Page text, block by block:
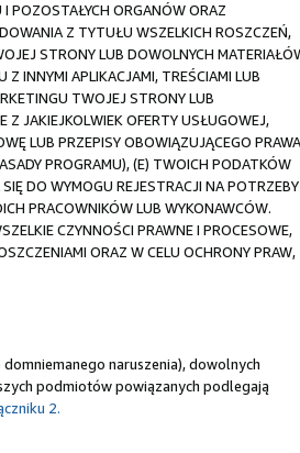
POZOSTAŁYCH ORGANÓW ORAZ
Z TYTUŁU WSZELKICH ROSZCZEŃ,
STRONY LUB DOWOLNYCH
INNYMI APLIKACJAMI, TREŚCIAMI LUB
TWOJEJ STRONY LUB
Z JAKIEJKOLWIEK OFERTY USŁUGOWEJ,
LUB PRZEPISY OBOWIĄZUJĄCEGO
PROGRAMU), (E) TWOICH PODATKÓW
DO WYMOGU REJESTRACJI NA POTRZEBY
PRACOWNIKÓW LUB WYKONAWCÓW.
CZYNNOŚCI PRAWNE I PROCESOWE,
ORAZ W CELU OCHRONY PRAW,
naruszenia), dowolnych
podmiotów powiązanych podlegają
2.